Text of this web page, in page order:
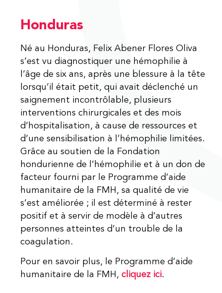
Honduras
Né au Honduras, Felix Abener Flores Oliva
s’est vu diagnostiquer une hémophilie à
l’âge de six ans, après une blessure à la tête
lorsqu’il était petit, qui avait déclenché un
saignement incontrôlable, plusieurs
interventions chirurgicales et des mois
d’hospitalisation, à cause de ressources et
d’une sensibilisation à l’hémophilie limitées.
Grâce au soutien de la Fondation
hondurienne de l’hémophilie et à un don de
facteur fourni par le Programme d’aide
humanitaire de la FMH, sa qualité de vie
s’est améliorée ; il est déterminé à rester
positif et à servir de modèle à d’autres
personnes atteintes d’un trouble de la
coagulation.
Pour en savoir plus, le Programme d’aide
humanitaire de la FMH,cliquez ici.